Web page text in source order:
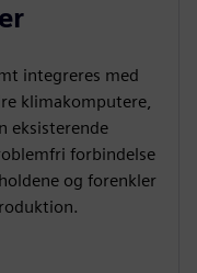
integreres med
klimakomputere,
eksisterende
forbindelse
og forenkler